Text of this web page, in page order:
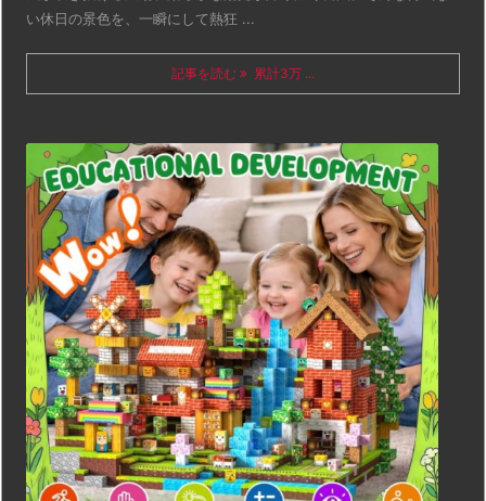
い休日の景色を、一瞬にして熱狂 ...
記事を読む 累計3万 ...